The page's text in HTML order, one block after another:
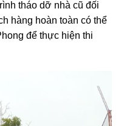
tháo dỡ nhà cũ đối
hàng hoàn toàn có thể
để thực hiện thi